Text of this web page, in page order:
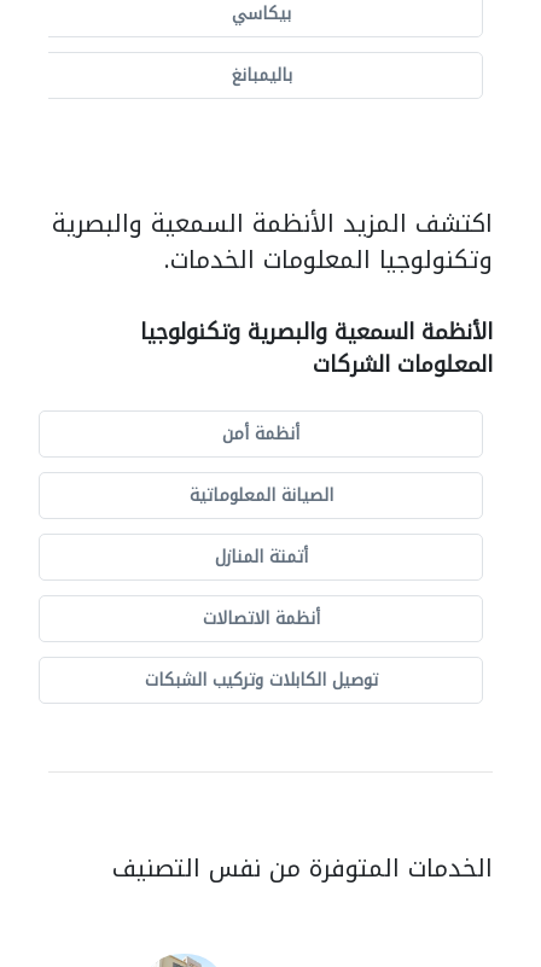
بيكاسي
باليمبانغ
اكتشف المزيد الأنظمة السمعية والبصرية
وتكنولوجيا المعلومات الخدمات.
الأنظمة السمعية والبصرية وتكنولوجيا
المعلومات الشركات
أنظمة أمن
الصيانة المعلوماتية
أتمتة المنازل
أنظمة الاتصالات
توصيل الكابلات وتركيب الشبكات
الخدمات المتوفرة من نفس التصنيف